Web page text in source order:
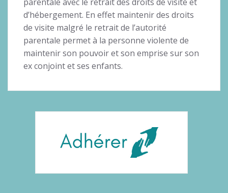
d’hébergement. En effet maintenir des droits
de visite malgré le retrait de l’autorité
parentale permet à la personne violente de
maintenir son pouvoir et son emprise sur son
ex conjoint et ses enfants.